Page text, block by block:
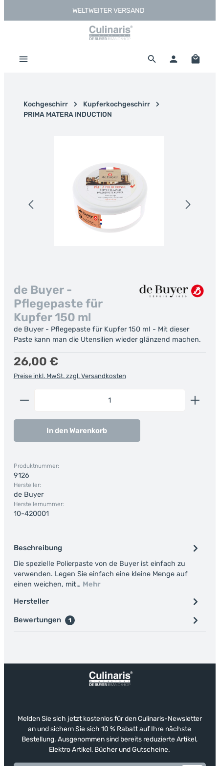
Zum Hauptinhalt springenWELTWEITER VERSAND
Kochgeschirr
Kupferkochgeschirr
PRIMA MATERA INDUCTION
de Buyer -
Pflegepaste für
Kupfer 150 ml
de Buyer - Pflegepaste für Kupfer 150 ml - Mit dieser
Paste kann man die Utensilien wieder glänzend machen.
Regulärer Preis:
26,00 €
Preise inkl. MwSt. zzgl. Versandkosten
Produkt Anzahl: Gib den gewünschten Wert ein
In den Warenkorb
Produktnummer:
9126
Hersteller:
de Buyer
Herstellernummer:
10-420001
Beschreibung
Die spezielle Polierpaste von de Buyer ist einfach zu
verwenden. Legen Sie einfach eine kleine Menge auf
einen weichen, mit… Mehr
Hersteller
Bewertungen 1
Melden Sie sich jetzt kostenlos für den Culinaris-Newsletter
an und sichern Sie sich 10 % Rabatt auf Ihre nächste
Bestellung. Ausgenommen sind bereits reduzierte Artikel,
Elektro Artikel, Bücher und Gutscheine.